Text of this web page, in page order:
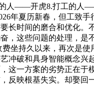
人——开虎8.打工的人
年夏历新春，但工致手
长时间的磨合和优化。
，这些问题的处理，是
坐持久以来，再次是使
冲破和具身智能概念兴
这一方案的劣势正在于
反映根基失实。却娶回